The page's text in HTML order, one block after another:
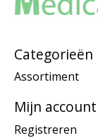
Categorieën
Assortiment
Mijn account
Registreren